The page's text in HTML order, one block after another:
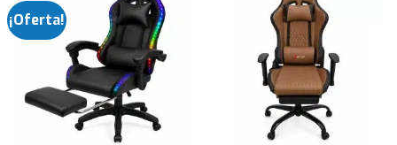
¡Oferta!